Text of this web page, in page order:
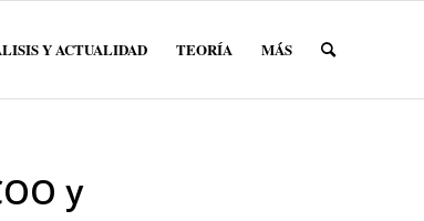
Y ACTUALIDAD TEORÍA MÁS
y